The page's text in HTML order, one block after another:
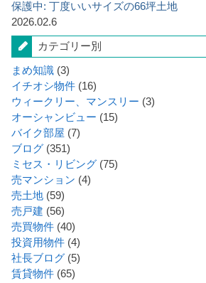
保護中: 丁度いいサイズの66坪土地
2026.02.6
カテゴリー別
まめ知識 (3)
イチオシ物件 (16)
ウィークリー、マンスリー (3)
オーシャンビュー (15)
バイク部屋 (7)
ブログ (351)
ミセス・リビング (75)
売マンション (4)
売土地 (59)
売戸建 (56)
売買物件 (40)
投資用物件 (4)
社長ブログ (5)
賃貸物件 (65)